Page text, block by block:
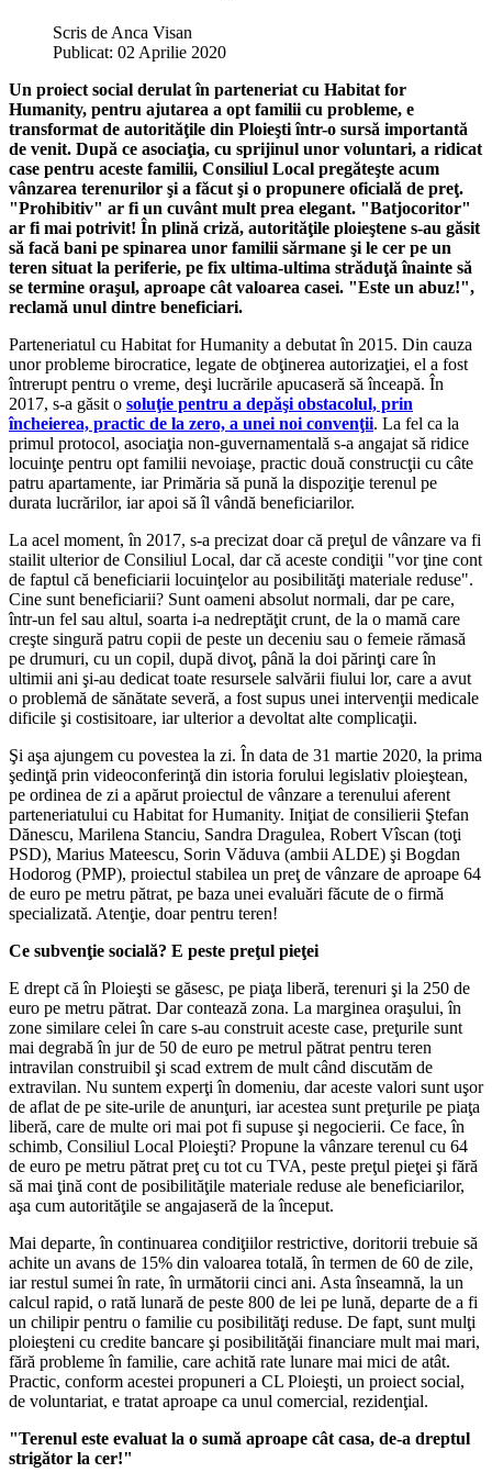
Scris de Anca Visan
Publicat: 02 Aprilie 2020
Un proiect social derulat în parteneriat cu Habitat for
Humanity, pentru ajutarea a opt familii cu probleme, e
transformat de autorităţile din Ploieşti într-o sursă importantă
de venit. După ce asociaţia, cu sprijinul unor voluntari, a ridicat
case pentru aceste familii, Consiliul Local pregăteşte acum
vânzarea terenurilor şi a făcut şi o propunere oficială de preţ.
"Prohibitiv" ar fi un cuvânt mult prea elegant. "Batjocoritor"
ar fi mai potrivit! În plină criză, autorităţile ploieştene s-au găsit
să facă bani pe spinarea unor familii sărmane şi le cer pe un
teren situat la periferie, pe fix ultima-ultima străduţă înainte să
se termine oraşul, aproape cât valoarea casei. "Este un abuz!",
reclamă unul dintre beneficiari.
Parteneriatul cu Habitat for Humanity a debutat în 2015. Din cauza
unor probleme birocratice, legate de obţinerea autorizaţiei, el a fost
întrerupt pentru o vreme, deşi lucrările apucaseră să înceapă. În
2017, s-a găsit o soluţie pentru a depăşi obstacolul, prin
încheierea, practic de la zero, a unei noi convenţii. La fel ca la
primul protocol, asociaţia non-guvernamentală s-a angajat să ridice
locuinţe pentru opt familii nevoiaşe, practic două construcţii cu câte
patru apartamente, iar Primăria să pună la dispoziţie terenul pe
durata lucrărilor, iar apoi să îl vândă beneficiarilor.
La acel moment, în 2017, s-a precizat doar că preţul de vânzare va fi
stailit ulterior de Consiliul Local, dar că aceste condiţii "vor ţine cont
de faptul că beneficiarii locuinţelor au posibilităţi materiale reduse".
Cine sunt beneficiarii? Sunt oameni absolut normali, dar pe care,
într-un fel sau altul, soarta i-a nedreptăţit crunt, de la o mamă care
creşte singură patru copii de peste un deceniu sau o femeie rămasă
pe drumuri, cu un copil, după divoţ, până la doi părinţi care în
ultimii ani şi-au dedicat toate resursele salvării fiului lor, care a avut
o problemă de sănătate severă, a fost supus unei intervenţii medicale
dificile şi costisitoare, iar ulterior a devoltat alte complicaţii.
Şi aşa ajungem cu povestea la zi. În data de 31 martie 2020, la prima
şedinţă prin videoconferinţă din istoria forului legislativ ploieştean,
pe ordinea de zi a apărut proiectul de vânzare a terenului aferent
parteneriatului cu Habitat for Humanity. Iniţiat de consilierii Ştefan
Dănescu, Marilena Stanciu, Sandra Dragulea, Robert Vîscan (toţi
PSD), Marius Mateescu, Sorin Văduva (ambii ALDE) şi Bogdan
Hodorog (PMP), proiectul stabilea un preţ de vânzare de aproape 64
de euro pe metru pătrat, pe baza unei evaluări făcute de o firmă
specializată. Atenţie, doar pentru teren!
Ce subvenţie socială? E peste preţul pieţei
E drept că în Ploieşti se găsesc, pe piaţa liberă, terenuri şi la 250 de
euro pe metru pătrat. Dar contează zona. La marginea oraşului, în
zone similare celei în care s-au construit aceste case, preţurile sunt
mai degrabă în jur de 50 de euro pe metrul pătrat pentru teren
intravilan construibil şi scad extrem de mult când discutăm de
extravilan. Nu suntem experţi în domeniu, dar aceste valori sunt uşor
de aflat de pe site-urile de anunţuri, iar acestea sunt preţurile pe piaţa
liberă, care de multe ori mai pot fi supuse şi negocierii. Ce face, în
schimb, Consiliul Local Ploieşti? Propune la vânzare terenul cu 64
de euro pe metru pătrat preţ cu tot cu TVA, peste preţul pieţei şi fără
să mai ţină cont de posibilităţile materiale reduse ale beneficiarilor,
aşa cum autorităţile se angajaseră de la început.
Mai departe, în continuarea condiţiilor restrictive, doritorii trebuie să
achite un avans de 15% din valoarea totală, în termen de 60 de zile,
iar restul sumei în rate, în următorii cinci ani. Asta înseamnă, la un
calcul rapid, o rată lunară de peste 800 de lei pe lună, departe de a fi
un chilipir pentru o familie cu posibilităţi reduse. De fapt, sunt mulţi
ploieşteni cu credite bancare şi posibilităţăi financiare mult mai mari,
fără probleme în familie, care achită rate lunare mai mici de atât.
Practic, conform acestei propuneri a CL Ploieşti, un proiect social,
de voluntariat, e tratat aproape ca unul comercial, rezidenţial.
"Terenul este evaluat la o sumă aproape cât casa, de-a dreptul
strigător la cer!"